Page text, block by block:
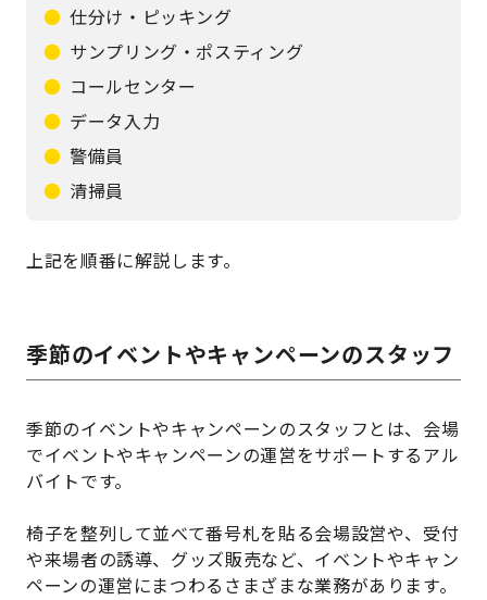
仕分け・ピッキング
サンプリング・ポスティング
コールセンター
データ入力
警備員
清掃員
上記を順番に解説します。
季節のイベントやキャンペーンのスタッフ
季節のイベントやキャンペーンのスタッフとは、会場
でイベントやキャンペーンの運営をサポートするアル
バイトです。
椅子を整列して並べて番号札を貼る会場設営や、受付
や来場者の誘導、グッズ販売など、イベントやキャン
ペーンの運営にまつわるさまざまな業務があります。